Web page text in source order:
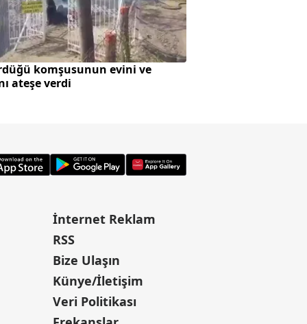
komşusunun evini ve
ateşe verdi
İnternet Reklam
RSS
Bize Ulaşın
Künye/İletişim
Veri Politikası